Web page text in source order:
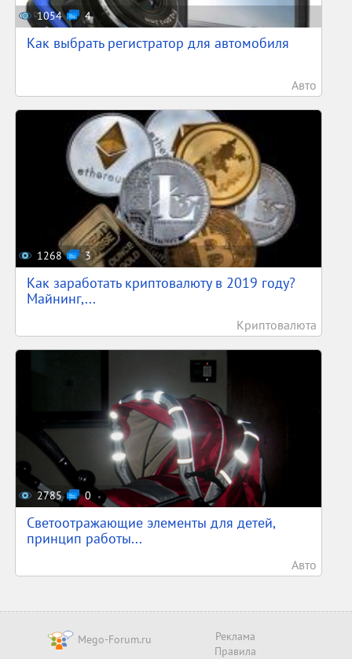
1054 4
Как выбрать регистратор для автомобиля
Авто
1268 3
Как заработать криптовалюту в 2019 году?
Майнинг,...
Криптовалюта
2785 0
Светоотражающие элементы для детей,
принцип работы...
Авто
Mego-Forum.ru
Реклама
Правила